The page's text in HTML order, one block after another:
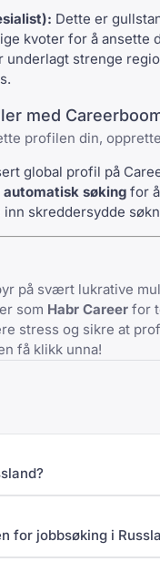
Dette er
kvoter for å ansette
underlagt strenge
med
profilen din,
global profil på
søking for
skreddersydde
på svært lukrative
som Habr Career for
stress og sikre at
få klikk unna!
for jobbsøking i